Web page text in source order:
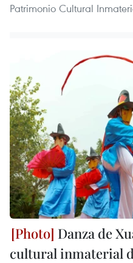
Patrimonio Cultural
Danza de
cultural inmaterial